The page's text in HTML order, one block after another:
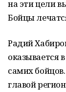
на эти цели
Бойцы
Радий
оказывается
самих
главой